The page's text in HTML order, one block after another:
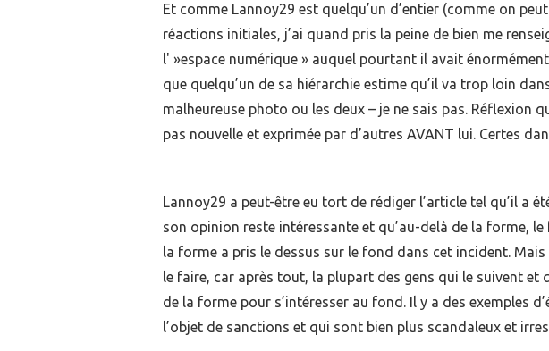
Et comme Lannoy29 est quelqu’un d’entier (comme on
réactions initiales, j’ai quand pris la peine de bien me
l' »espace numérique » auquel pourtant il avait
que quelqu’un de sa hiérarchie estime qu’il va trop loin
malheureuse photo ou les deux – je ne sais pas. Réflexion
pas nouvelle et exprimée par d’autres AVANT lui. Certes
Lannoy29 a peut-être eu tort de rédiger l’article tel qu’il a
son opinion reste intéressante et qu’au-delà de la forme, le
la forme a pris le dessus sur le fond dans cet incident.
le faire, car après tout, la plupart des gens qui le suivent
de la forme pour s’intéresser au fond. Il y a des exemples
l’objet de sanctions et qui sont bien plus scandaleux et